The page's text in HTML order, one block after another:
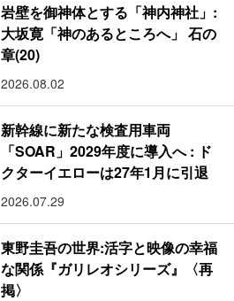
岩壁を御神体とする「神内神社」:
大坂寛「神のあるところへ」 石の
章(20)
2026.08.02
新幹線に新たな検査用車両
「SOAR」2029年度に導入へ : ド
クターイエローは27年1月に引退
2026.07.29
東野圭吾の世界:活字と映像の幸福
な関係『ガリレオシリーズ』〈再
掲〉